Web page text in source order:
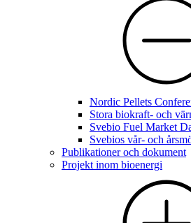
Nordic Pellets
Stora biokraft- och
Svebio Fuel Market
Svebios vår- och
Publikationer och dokument
Projekt inom bioenergi